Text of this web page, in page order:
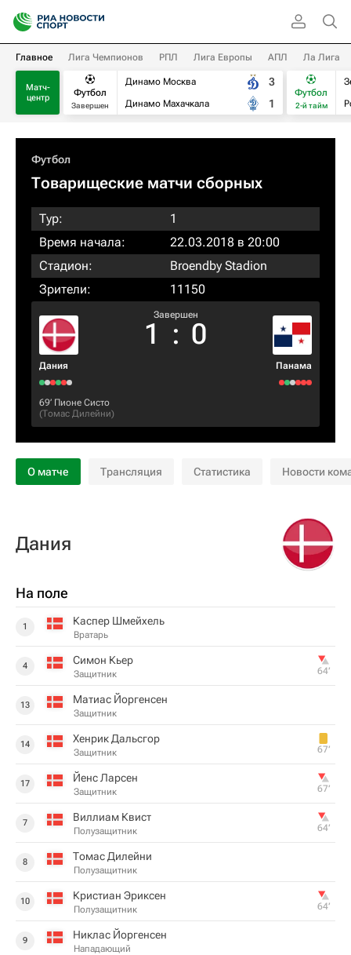
Главное Лига Чемпионов РПЛ Лига Европы АПЛ Ла Лига
Матч-
центр
Футбол
Завершен
Динамо Москва
Динамо Махачкала
3
1
Футбол
2-й тайм
Футбол
Товарищеские матчи сборных
Тур:
1
Время начала:
22.03.2018 в 20:00
Стадион:
Broendby Stadion
Зрители:
11150
Дания
Завершен
1 : 0
Панама
69‎’‎ Пионе Систо
(Томас Дилейни)
О матче Трансляция Статистика Новости
Дания
На поле
1 Каспер Шмейхель
Вратарь
4 Симон Кьер
Защитник 64‎’‎
13 Матиас Йоргенсен
Защитник
14 Хенрик Дальсгор
Защитник 67‎’‎
17 Йенс Ларсен
Защитник 67‎’‎
7 Виллиам Квист
Полузащитник 64‎’‎
8 Томас Дилейни
Полузащитник
10 Кристиан Эриксен
Полузащитник 64‎’‎
9 Никлас Йоргенсен
Нападающий